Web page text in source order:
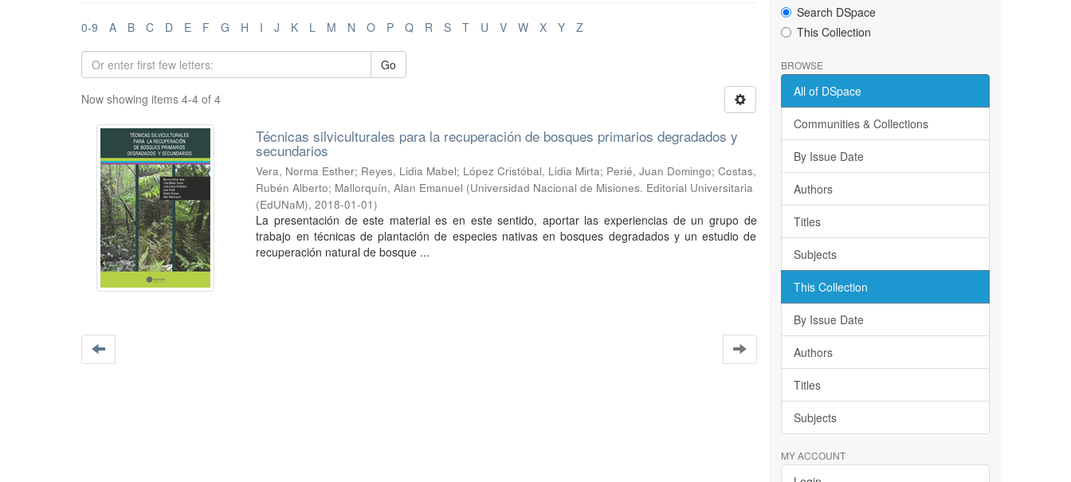
0-9 A B C D E F G H I J K L M N O P Q R S T U V W X Y Z
Go
Now showing items 4-4 of 4
Técnicas silviculturales para la recuperación de bosques primarios degradados y
secundarios
Vera, Norma Esther; Reyes, Lidia Mabel; López Cristóbal, Lidia Mirta; Perié, Juan Domingo; Costas,
Rubén Alberto; Mallorquín, Alan Emanuel (Universidad Nacional de Misiones. Editorial Universitaria
(EdUNaM),2018-01-01)
La presentación de este material es en este sentido, aportar las experiencias de un grupo de
trabajo en técnicas de plantación de especies nativas en bosques degradados y un estudio de
recuperación natural de bosque ...
Search DSpace
This Collection
BROWSE
All of DSpace
Communities & Collections
By Issue Date
Authors
Titles
Subjects
This Collection
By Issue Date
Authors
Titles
Subjects
MY ACCOUNT